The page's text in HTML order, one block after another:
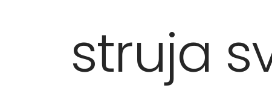
struja